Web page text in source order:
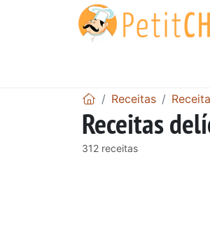
Receitas
Receitas
312 receitas